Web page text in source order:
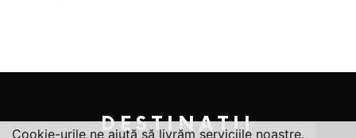
DESTINATII
Cookie-urile ne ajută să livrăm serviciile noastre.